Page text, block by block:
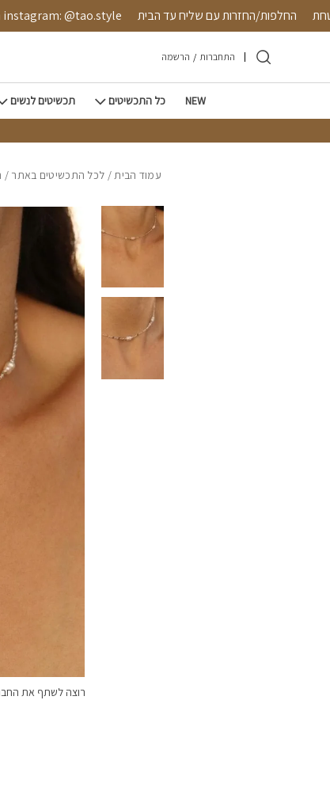
Skip to Content
מאובטחת החלפות/החזרות עם שליח עד הבית @tao.style
התחברות / הרשמה
NEW כל התכשיטים תכשיטים לנשים
עמוד הבית/ לכל התכשיטים באתר /
רוצה לשתף את
בחזרה למעלה